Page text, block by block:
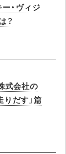
・ヴィジ
？
式会社の
だす」篇